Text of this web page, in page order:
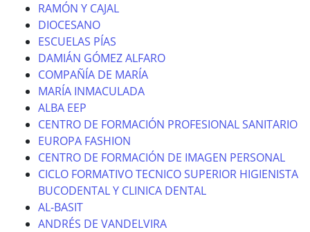
RAMÓN Y CAJAL
DIOCESANO
ESCUELAS PÍAS
DAMIÁN GÓMEZ ALFARO
COMPAÑÍA DE MARÍA
MARÍA INMACULADA
ALBA EEP
CENTRO DE FORMACIÓN PROFESIONAL SANITARIO
EUROPA FASHION
CENTRO DE FORMACIÓN DE IMAGEN PERSONAL
CICLO FORMATIVO TECNICO SUPERIOR HIGIENISTA
BUCODENTAL Y CLINICA DENTAL
AL-BASIT
ANDRÉS DE VANDELVIRA